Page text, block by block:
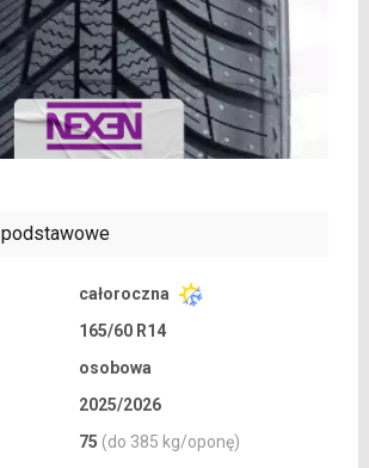
podstawowe
całoroczna
165/60 R14
osobowa
2025/2026
75 (do 385 kg/oponę)